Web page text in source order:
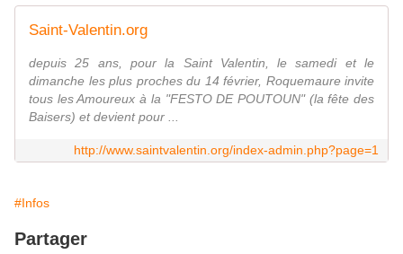
Saint-Valentin.org
depuis 25 ans, pour la Saint Valentin, le samedi et le
dimanche les plus proches du 14 février, Roquemaure invite
tous les Amoureux à la "FESTO DE POUTOUN" (la fête des
Baisers) et devient pour ...
http://www.saintvalentin.org/index-admin.php?page=1
#Infos
Partager